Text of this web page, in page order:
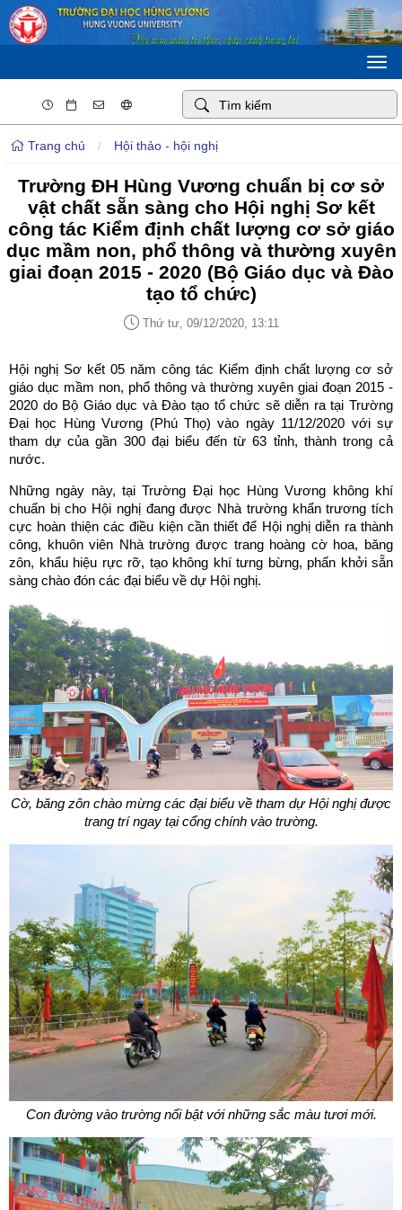
Trang chủ / Hội thảo - hội nghị
Trường ĐH Hùng Vương chuẩn bị cơ sở
vật chất sẵn sàng cho Hội nghị Sơ kết
công tác Kiểm định chất lượng cơ sở giáo
dục mầm non, phổ thông và thường xuyên
giai đoạn 2015 - 2020 (Bộ Giáo dục và Đào
tạo tổ chức)
Thứ tư, 09/12/2020, 13:11
Hội nghị Sơ kết 05 năm công tác Kiểm định chất lượng cơ sở
giáo dục mầm non, phổ thông và thường xuyên giai đoạn 2015 -
2020 do Bộ Giáo dục và Đào tạo tổ chức sẽ diễn ra tại Trường
Đại học Hùng Vương (Phú Thọ) vào ngày 11/12/2020 với sự
tham dự của gần 300 đại biểu đến từ 63 tỉnh, thành trong cả
nước.
Những ngày này, tại Trường Đại học Hùng Vương không khí
chuẩn bị cho Hội nghị đang được Nhà trường khẩn trương tích
cực hoàn thiện các điều kiện cần thiết để Hội nghị diễn ra thành
công, khuôn viên Nhà trường được trang hoàng cờ hoa, băng
zôn, khẩu hiệu rực rỡ, tạo không khí tưng bừng, phấn khởi sẵn
sàng chào đón các đại biểu về dự Hội nghị.
Cờ, băng zôn chào mừng các đại biểu về tham dự Hội nghịđược
trang trí ngay tại cổng chính vào trường.
Con đường vào trường nổi bật với những sắc màu tươi mới.